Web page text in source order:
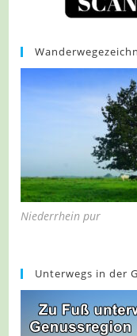
Niederrhein pur
Unterwegs in der